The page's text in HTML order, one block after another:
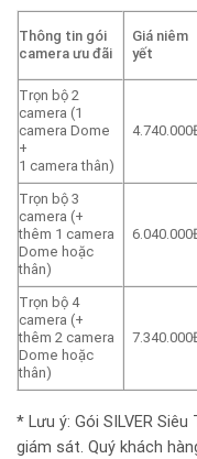
Thông tin gói
camera ưu đãi
Giá niêm
yết
Trọn bộ 2
camera (1
camera Dome
+
1 camera thân)
Trọn bộ 3
camera (+
thêm 1 camera
Dome hoặc
thân)
Trọn bộ 4
camera (+
thêm 2 camera
Dome hoặc
thân)
* Lưu ý: Gói SILVER
giám sát. Quý khách